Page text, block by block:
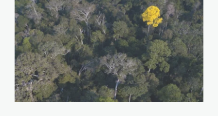
Diseño sin título (8)